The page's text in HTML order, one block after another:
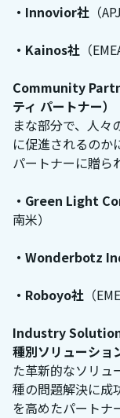
・Innovior社 （
・Kainos社 （
Community
ティ パートナー）
まな部分で、人々
に促進されるのか
パートナーに贈ら
・Green Light
南米）
・Wonderbotz
・Roboyo社 （
Industry
種別ソリューショ
た革新的なソリュ
種の問題解決に成
を高めたパートナ